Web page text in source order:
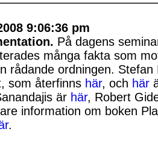
9:06:36 pm
På dagens
många fakta som
rådande ordningen.
som återfinns här, och här
är här, Robert
information om boken
.